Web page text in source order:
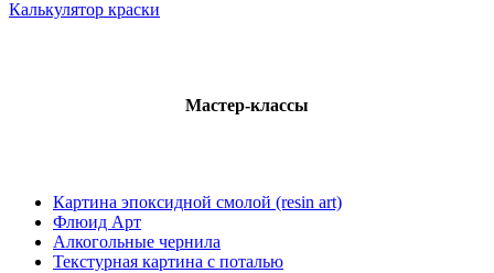
Калькулятор краски
Мастер-классы
Картина эпоксидной смолой (resin art)
Флюид Арт
Алкогольные чернила
Текстурная картина с поталью